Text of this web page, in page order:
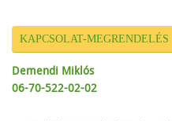
KAPCSOLAT-MEGRENDELÉS
Demendi Miklós
06-70-522-02-02